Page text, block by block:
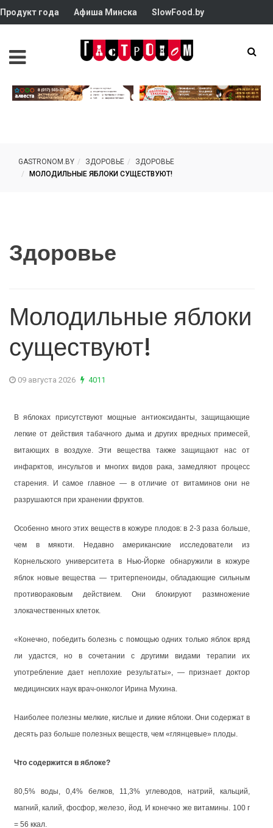
Продукт года Афиша Минска SlowFood.by
GASTRONOM.BY ЗДОРОВЬЕ
ЗДОРОВЬЕ
МОЛОДИЛЬНЫЕ ЯБЛОКИ СУЩЕСТВУЮТ!
Здоровье
Молодильные яблоки
существуют!
09 августа 2026 4011
В яблоках присутствуют мощные антиоксиданты, защищающие
легкие от действия табачного дыма и других вредных примесей,
витающих в воздухе. Эти вещества также защищают нас от
инфарктов, инсультов и многих видов рака, замедляют процесс
старения. И самое главное — в отличие от витаминов они не
разрушаются при хранении фруктов.
Особенно много этих веществ в кожуре плодов: в 2-3 раза больше,
чем в мякоти. Недавно американские исследователи из
Корнельского университета в Нью-Йорке обнаружили в кожуре
яблок новые вещества — тритерпеноиды, обладающие сильным
противораковым действием. Они блокируют размножение
злокачественных клеток.
«Конечно, победить болезнь с помощью одних только яблок вряд
ли удастся, но в сочетании с другими видами терапии их
употребление дает неплохие результаты», — признает доктор
медицинских наук врач-онколог Ирина Мухина.
Наиболее полезны мелкие, кислые и дикие яблоки. Они содержат в
десять раз больше полезных веществ, чем «глянцевые» плоды.
Что содержится в яблоке?
80,5% воды, 0,4% белков, 11,3% углеводов, натрий, кальций,
магний, калий, фосфор, железо, йод. И конечно же витамины. 100 г
= 56 ккал.